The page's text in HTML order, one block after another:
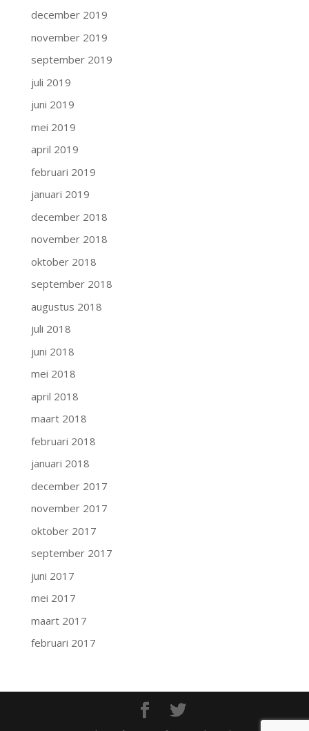
december 2019
november 2019
september 2019
juli 2019
juni 2019
mei 2019
april 2019
februari 2019
januari 2019
december 2018
november 2018
oktober 2018
september 2018
augustus 2018
juli 2018
juni 2018
mei 2018
april 2018
maart 2018
februari 2018
januari 2018
december 2017
november 2017
oktober 2017
september 2017
juni 2017
mei 2017
maart 2017
februari 2017